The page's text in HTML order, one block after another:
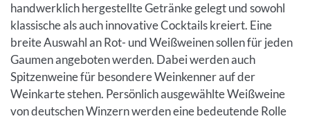
handwerklich hergestellte Getränke gelegt und sowohl
klassische als auch innovative Cocktails kreiert. Eine
breite Auswahl an Rot- und Weißweinen sollen für jeden
Gaumen angeboten werden. Dabei werden auch
Spitzenweine für besondere Weinkenner auf der
Weinkarte stehen. Persönlich ausgewählte Weißweine
von deutschen Winzern werden eine bedeutende Rolle